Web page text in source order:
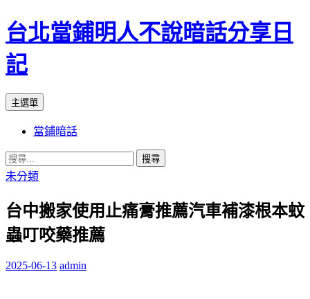
台北當鋪明人不說暗話分享日
記
搜
主選單
內
容
當鋪暗話
搜
尋
鍵
字:
未分類
台中搬家使用止痛膏推薦汽車補漆根本蚊
蟲叮咬藥推薦
2025-06-13 admin